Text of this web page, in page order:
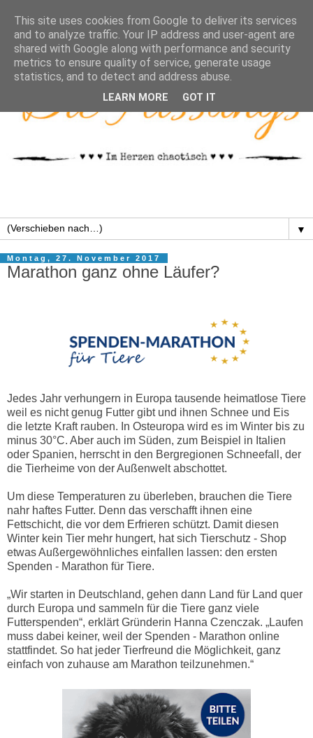
▼
Montag, 27. November 2017
Marathon ganz ohne Läufer?
Jedes Jahr verhungern in Europa tausende heimatlose Tiere
weil es nicht genug Futter gibt und ihnen Schnee und Eis
die letzte Kraft rauben. In Osteuropa wird es im Winter bis zu
minus 30°C. Aber auch im Süden, zum Beispiel in Italien
oder Spanien, herrscht in den Bergregionen Schneefall, der
die Tierheime von der Außenwelt abschottet.
Um diese Temperaturen zu überleben, brauchen die Tiere
nahr haftes Futter. Denn das verschafft ihnen eine
Fettschicht, die vor dem Erfrieren schützt. Damit diesen
Winter kein Tier mehr hungert, hat sich Tierschutz - Shop
etwas Außergewöhnliches einfallen lassen: den ersten
Spenden - Marathon für Tiere.
„Wir starten in Deutschland, gehen dann Land für Land quer
durch Europa und sammeln für die Tiere ganz viele
Futterspenden“, erklärt Gründerin Hanna Czenczak. „Laufen
muss dabei keiner, weil der Spenden - Marathon online
stattfindet. So hat jeder Tierfreund die Möglichkeit, ganz
einfach von zuhause am Marathon teilzunehmen.“
This site uses cookies from Google to deliver its services
and to analyze traffic. Your IP address and user-agent are
shared with Google along with performance and security
metrics to ensure quality of service, generate usage
statistics, and to detect and address abuse.
LEARN MORE GOT IT